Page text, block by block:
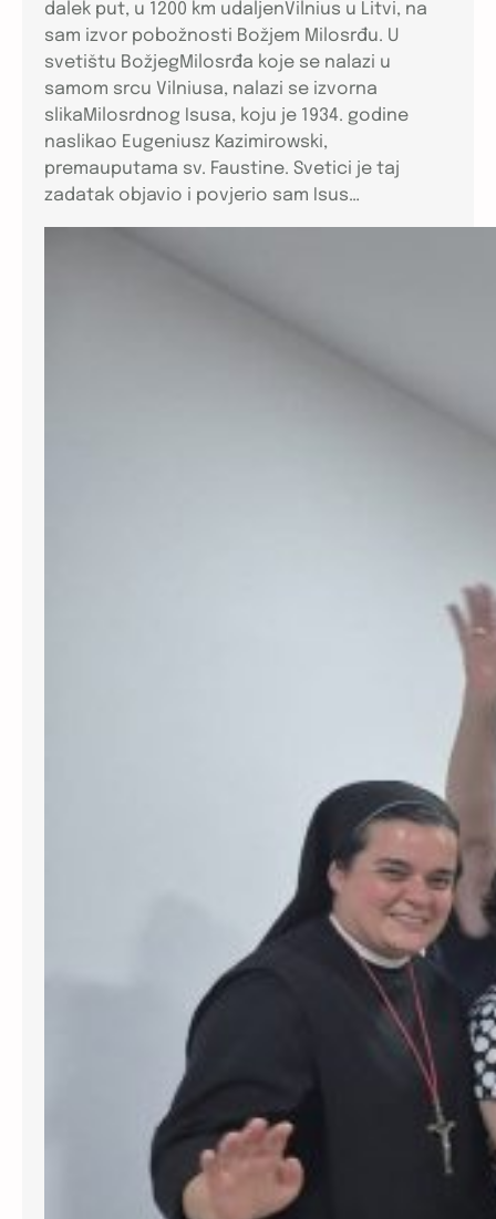
dalek put, u 1200 km udaljenVilnius u Litvi, na
sam izvor pobožnosti Božjem Milosrđu. U
svetištu BožjegMilosrđa koje se nalazi u
samom srcu Vilniusa, nalazi se izvorna
slikaMilosrdnog Isusa, koju je 1934. godine
naslikao Eugeniusz Kazimirowski,
premauputama sv. Faustine. Svetici je taj
zadatak objavio i povjerio sam Isus…